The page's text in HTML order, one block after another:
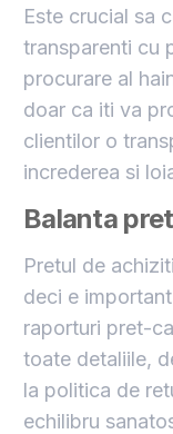
Este crucial sa
transparenti cu
procurare al
doar ca iti va
clientilor o
increderea si
Balanta
Pretul de
deci e
raporturi pret-
toate detaliile,
la politica de
echilibru